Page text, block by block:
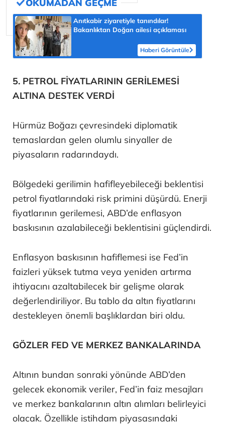
Anıtkabir ziyaretiyle tanındılar!
Bakanlıktan Doğan ailesi açıklaması
Haberi Görüntüle
5. PETROL FİYATLARININ GERİLEMESİ
ALTINA DESTEK VERDİ
Hürmüz Boğazı çevresindeki diplomatik
temaslardan gelen olumlu sinyaller de
piyasaların radarındaydı.
Bölgedeki gerilimin hafifleyebileceği beklentisi
petrol fiyatlarındaki risk primini düşürdü. Enerji
fiyatlarının gerilemesi, ABD’de enflasyon
baskısının azalabileceği beklentisini güçlendirdi.
Enflasyon baskısının hafiflemesi ise Fed’in
faizleri yüksek tutma veya yeniden artırma
ihtiyacını azaltabilecek bir gelişme olarak
değerlendiriliyor. Bu tablo da altın fiyatlarını
destekleyen önemli başlıklardan biri oldu.
GÖZLER FED VE MERKEZ BANKALARINDA
Altının bundan sonraki yönünde ABD’den
gelecek ekonomik veriler, Fed’in faiz mesajları
ve merkez bankalarının altın alımları belirleyici
olacak. Özellikle istihdam piyasasındaki